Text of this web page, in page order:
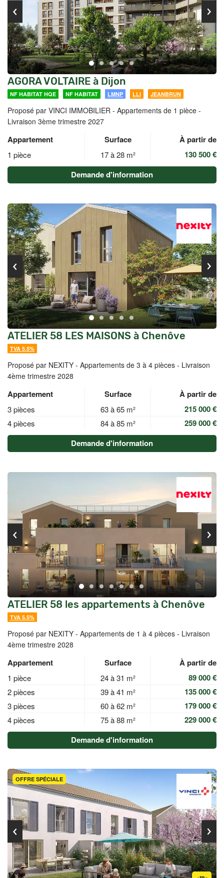
AGORA VOLTAIRE à Dijon
NF HABITAT HQE NF HABITAT LMNP LLI JEANBRUN
Proposé par VINCI IMMOBILIER - Appartements de 1 pièce -
Livraison 3ème trimestre 2027
Appartement Surface À partir de
1 pièce 17 à 28 m²
130 500 €
Demande d'information
ATELIER 58 LES MAISONS à Chenôve
TVA 5.5%
Proposé par NEXITY - Appartements de 3 à 4 pièces - Livraison
4ème trimestre 2028
Appartement Surface À partir de
3 pièces 63 à 65 m² 215 000 €
4 pièces 84 à 85 m²
259 000 €
Demande d'information
ATELIER 58 les appartements à Chenôve
TVA 5.5%
Proposé par NEXITY - Appartements de 1 à 4 pièces - Livraison
4ème trimestre 2028
Appartement Surface À partir de
1 pièce 24 à 31 m² 89 000 €
2 pièces 39 à 41 m² 135 000 €
3 pièces 60 à 62 m² 179 000 €
4 pièces 75 à 88 m²
229 000 €
Demande d'information
OFFRE SPÉCIALE